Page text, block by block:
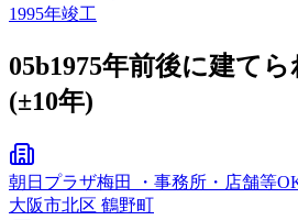
1995年竣工
05b1975年前後に建て
(±10年)
朝日プラザ梅田 ・事務所・店舗等
大阪市北区 鶴野町